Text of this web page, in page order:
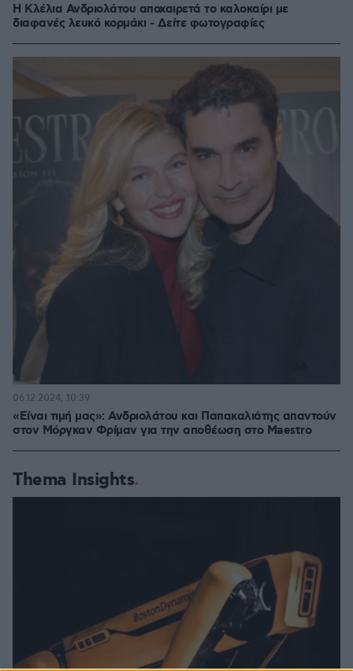
Η Κλέλια Ανδριολάτου αποχαιρετά το καλοκαίρι με
διαφανές λευκό κορμάκι - Δείτε φωτογραφίες
«Είναι τιμή μας»: Ανδριολάτου και Παπακαλιάτης απαντούν
στον Μόργκαν Φρίμαν για την αποθέωση στο Maestro
06.12.2024, 10:39
Thema Insights